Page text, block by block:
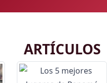
ARTÍCULOS